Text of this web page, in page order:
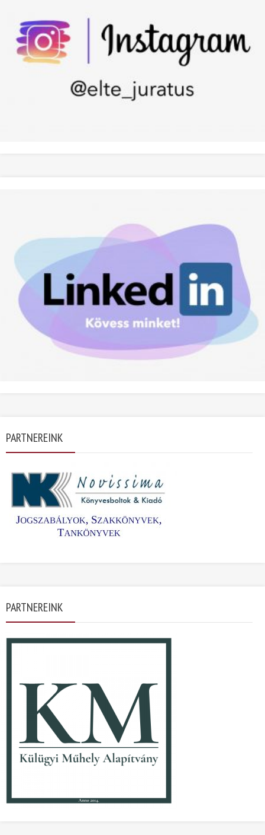
PARTNEREINK
PARTNEREINK